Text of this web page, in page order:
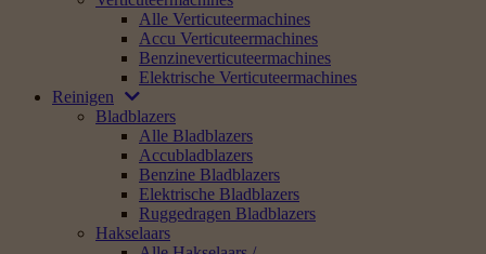
Alle Verticuteermachines
Accu Verticuteermachines
Benzineverticuteermachines
Elektrische Verticuteermachines
Reinigen
Bladblazers
Alle Bladblazers
Accubladblazers
Benzine Bladblazers
Elektrische Bladblazers
Ruggedragen Bladblazers
Hakselaars